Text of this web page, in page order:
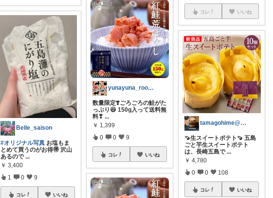
Belle_saison
#オリジナル写真 お塩もま
とめて買うのがお得🉐 沢山
あるので ...
￥ 3,400
1 0 9
コレ いいね
yunayuna_room 🐈‍⬛
数量限定❣️ごろごろの鮭がた
っぷり😆 150g入って送料無
料❣ ...
￥ 1,399
0 0 9
コレ いいね
コレ いいね
tamagohime@ありがとう♡
🍠生スイートポテト🍠 五島
ごと芋生スイートポテト
は、長崎五島で ...
￥ 4,780
0 0 108
コレ いいね